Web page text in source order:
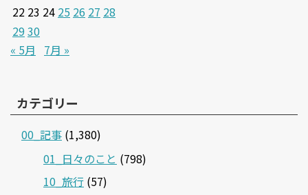
22 23 24 25 26 27 28
2930
« 5月
7月 »
カテゴリー
00_記事 (1,380)
01_日々のこと (798)
10_旅行 (57)